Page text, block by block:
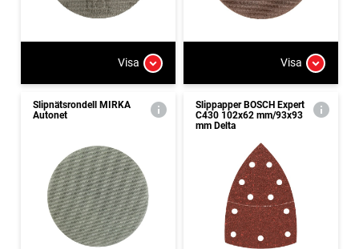
Visa Visa
Slipnätsrondell MIRKA
Autonet
Slippapper BOSCH Expert
C430 102x62 mm/93x93
mm Delta